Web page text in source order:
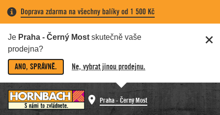
Doprava zdarma na všechny balíky od 1 500 Kč
Je Praha - Černý Most skutečně vaše
prodejna?
ANO, SPRÁVNĚ. Ne, vybrat jinou prodejnu.
Praha - Černý Most